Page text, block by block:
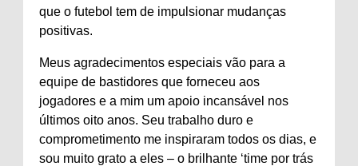
que o futebol tem de impulsionar mudanças
positivas.
Meus agradecimentos especiais vão para a
equipe de bastidores que forneceu aos
jogadores e a mim um apoio incansável nos
últimos oito anos. Seu trabalho duro e
comprometimento me inspiraram todos os dias, e
sou muito grato a eles – o brilhante ‘time por trás